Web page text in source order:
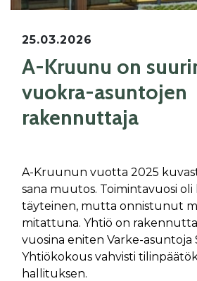
25.03.2026
A-Kruunu on
vuokra-asuntojen
rakennuttaja
A-Kruunun vuotta 2025
sana muutos. Toimintavuosi
täyteinen, mutta onnistunut
mitattuna. Yhtiö on
vuosina eniten Varke-asuntoja
Yhtiökokous vahvisti
hallituksen.